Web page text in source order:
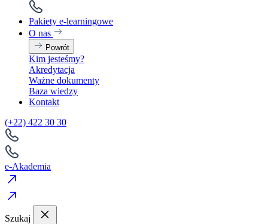
Pakiety e-learningowe
O nas
Powrót
Kim jesteśmy?
Akredytacja
Ważne dokumenty
Baza wiedzy
Kontakt
(+22) 422 30 30
e-Akademia
Szukaj